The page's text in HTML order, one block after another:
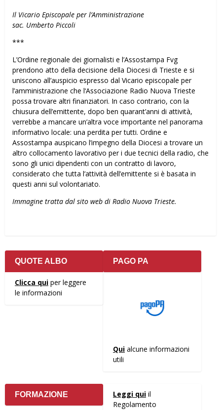
Il Vicario Episcopale per l’Amministrazione
sac. Umberto Piccoli
***
L’Ordine regionale dei giornalisti e l’Assostampa Fvg
prendono atto della decisione della Diocesi di Trieste e si
uniscono all’auspicio espresso dal Vicario episcopale per
l’amministrazione che l‘Associazione Radio Nuova Trieste
possa trovare altri finanziatori. In caso contrario, con la
chiusura dell’emittente, dopo ben quarant’anni di attività,
verrebbe a mancare un’altra voce importante nel panorama
informativo locale: una perdita per tutti. Ordine e
Assostampa auspicano l’impegno della Diocesi a trovare un
altro collocamento lavorativo per i due tecnici della radio, che
sono gli unici dipendenti con un contratto di lavoro,
considerato che tutta l’attività dell’emittente si è basata in
questi anni sul volontariato.
Immagine tratta dal sito web di Radio Nuova Trieste.
QUOTE ALBO
Clicca qui per leggere
le informazioni
PAGO PA
Qui alcune informazioni
utili
FORMAZIONE Leggi qui il
Regolamento